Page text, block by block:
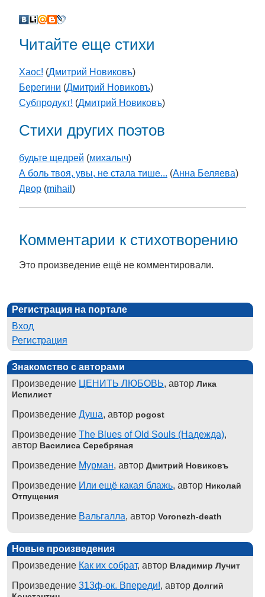
Читайте еще стихи
Хаос! (Дмитрий Новиковъ)
Берегини (Дмитрий Новиковъ)
Субпродукт! (Дмитрий Новиковъ)
Стихи других поэтов
будьте щедрей (михалыч)
А боль твоя, увы, не стала тише... (Анна Беляева)
Двор (mihail )
Комментарии к стихотворению
Это произведение ещё не комментировали.
Регистрация на портале
Вход
Регистрация
Знакомство с авторами
Произведение ЦЕНИТЬ ЛЮБОВЬ, автор Лика
Испилист
Произведение Душа, автор pogost
Произведение The Blues of Old Souls (Надежда),
автор Василиса Серебряная
Произведение Мурман, автор Дмитрий Новиковъ
Произведение Или ещё какая блажь, автор Николай
Отпущения
Произведение Вальгалла, автор Voronezh-death
Новые произведения
Произведение Как их собрат, автор Владимир Лучит
Произведение 313ф-ок. Впереди!, автор Долгий